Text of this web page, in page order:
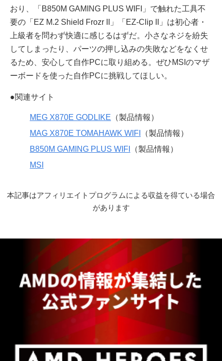
おり、「B850M GAMING PLUS WIFI」で触れた工具不
要の「EZ M.2 Shield Frozr II」「EZ‑Clip II」は初心者・
上級者を問わず快適に感じるはずだ。小さなネジを紛失
してしまったり、パーツの押し込みの失敗などをなくせ
るため、安心して自作PCに取り組める。ぜひMSIのマザ
ーボードを使った自作PCに挑戦してほしい。
●関連サイト
MEG X870E GODLIKE （製品情報）
MAG X870E TOMAHAWK WIFI
（製品情報）
B850M GAMING PLUS WIFI
（製品情報）
MSI
本記事はアフィリエイトプログラムによる収益を得ている場合
があります